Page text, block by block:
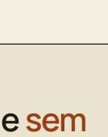
sem